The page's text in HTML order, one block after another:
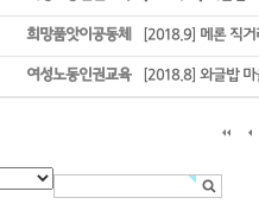
희망품앗이공동체 [2018.9] 메론 직
여성노동인권교육 [2018.8] 와글밥